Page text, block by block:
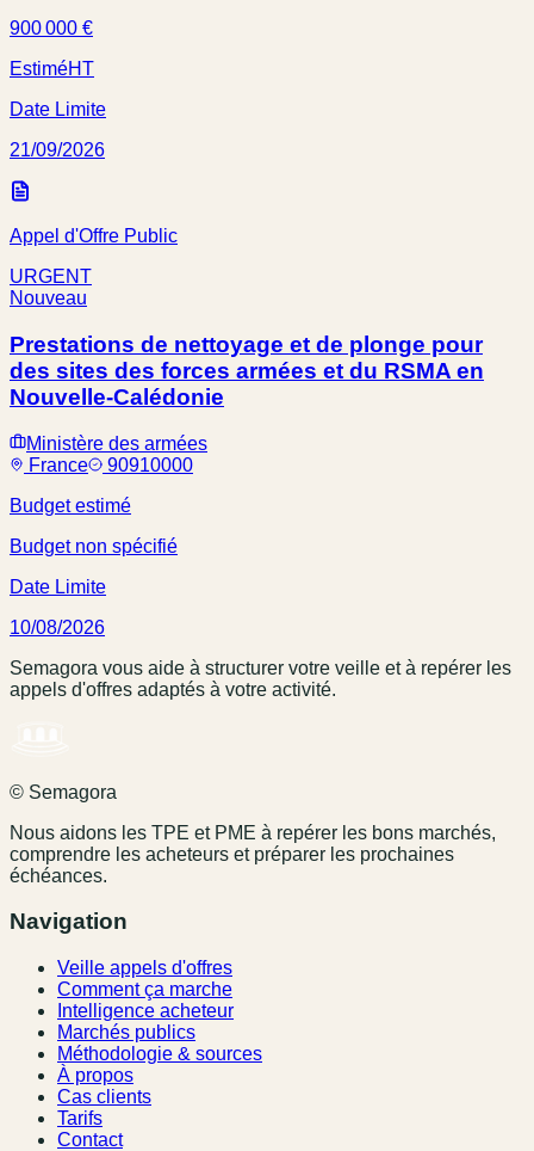
900 000 €
EstiméHT
Date Limite
21/09/2026
Appel d'Offre Public
URGENT
Nouveau
Prestations de nettoyage et de plonge pour
des sites des forces armées et du RSMA en
Nouvelle-Calédonie
Ministère des armées
France
90910000
Budget estimé
Budget non spécifié
Date Limite
10/08/2026
Semagora vous aide à structurer votre veille et à repérer les
appels d'offres adaptés à votre activité.
© Semagora
Nous aidons les TPE et PME à repérer les bons marchés,
comprendre les acheteurs et préparer les prochaines
échéances.
Navigation
Veille appels d'offres
Comment ça marche
Intelligence acheteur
Marchés publics
Méthodologie & sources
À propos
Cas clients
Tarifs
Contact